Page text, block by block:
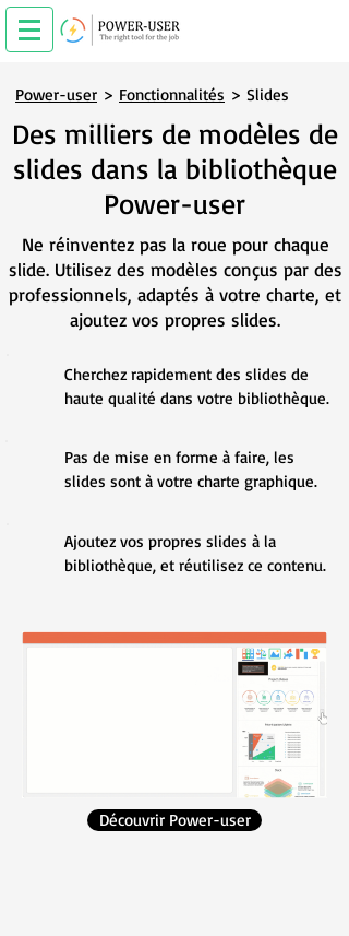
Power-user > Fonctionnalités > Slides
Des milliers de modèles de
slides dans la bibliothèque
Power-user
Ne réinventez pas la roue pour chaque
slide. Utilisez des modèles conçus par des
professionnels, adaptés à votre charte, et
ajoutez vos propres slides.
Cherchez rapidement des slides de
haute qualité dans votre bibliothèque.
Pas de mise en forme à faire, les
slides sont à votre charte graphique.
Ajoutez vos propres slides à la
bibliothèque, et réutilisez ce contenu.
Découvrir Power-user